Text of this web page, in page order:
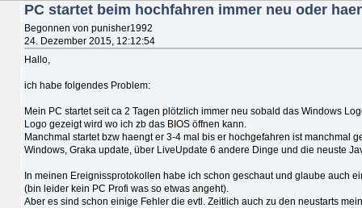
PC startet beim hochfahren immer neu oder
Begonnen von punisher1992
24. Dezember 2015, 12:12:54
Hallo,
ich habe folgendes Problem:
Mein PC startet seit ca 2 Tagen plötzlich immer neu sobald das Windows
Logo gezeigt wird wo ich zb das BIOS öffnen kann.
Manchmal startet bzw haengt er 3-4 mal bis er hochgefahren ist manchmal
Windows, Graka update, über LiveUpdate 6 andere Dinge und die neuste
In meinen Ereignissprotokollen habe ich schon geschaut und glaube auch
(bin leider kein PC Profi was so etwas angeht).
Aber es sind schon einige Fehler die evtl. Zeitlich auch zu den neustarts